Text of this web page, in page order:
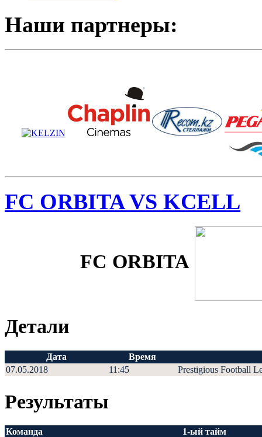
Наши партнеры:
FC ORBITA VS KCELL
FC ORBITA
Детали
Дата
Время
07.05.2018
11:45 Prestigious Football
Результаты
Команда 1-ый тайм